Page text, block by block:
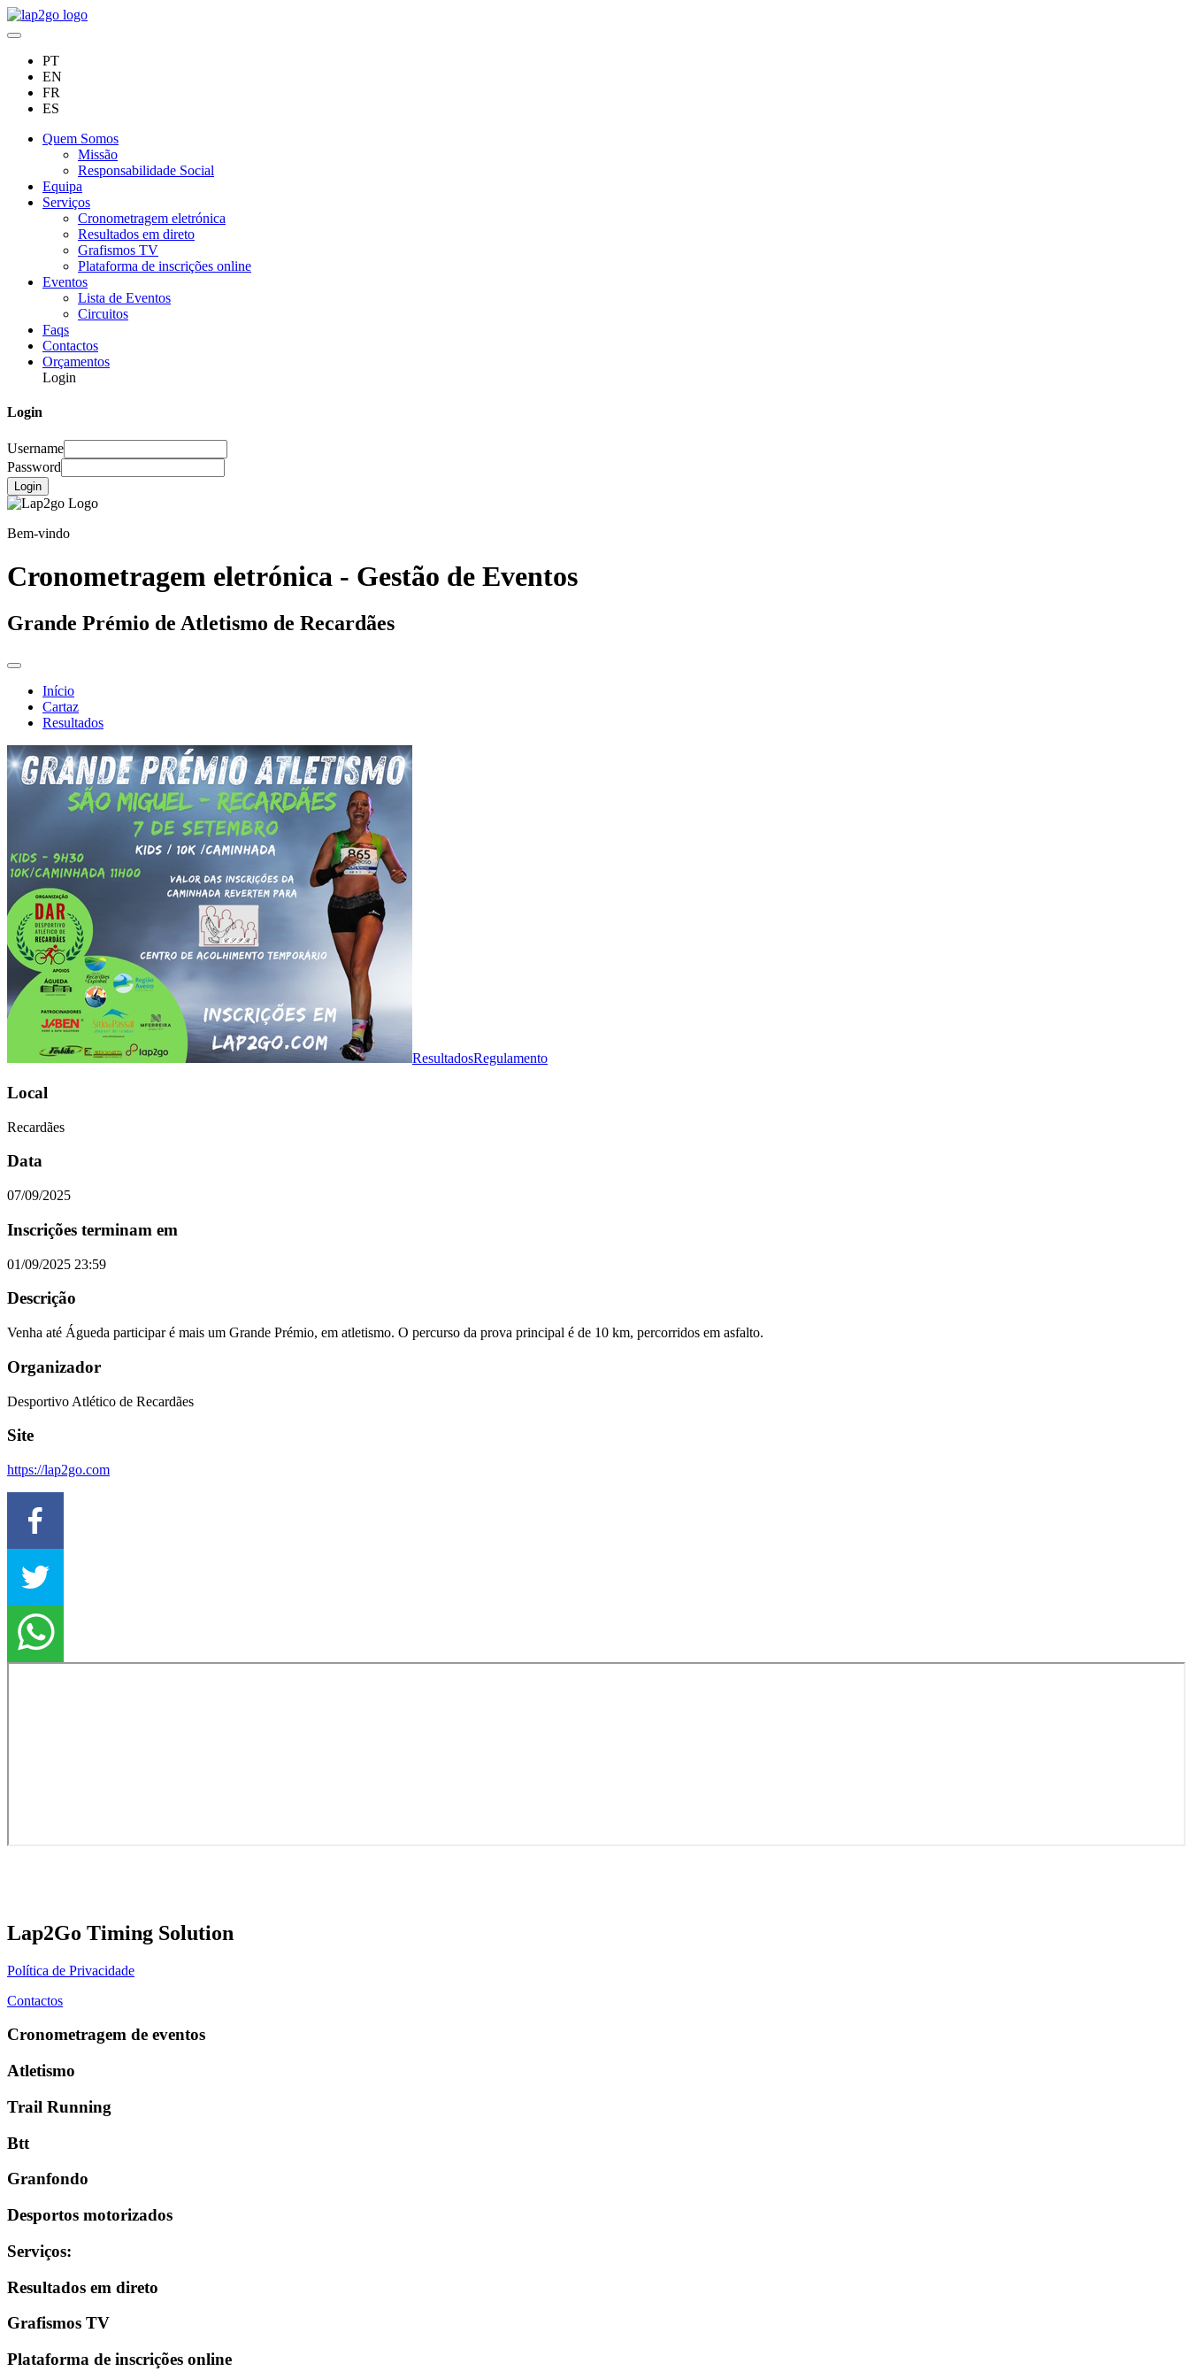
PT
EN
FR
ES
Quem Somos
Missão
Responsabilidade Social
Equipa
Serviços
Cronometragem eletrónica
Resultados em direto
Grafismos TV
Plataforma de inscrições online
Eventos
Lista de Eventos
Circuitos
Faqs
Contactos
Orçamentos
Login
Login
Username
Password
Login
Bem-vindo
Cronometragem eletrónica - Gestão de Eventos
Grande Prémio de Atletismo de Recardães
Início
Cartaz
Resultados
ResultadosRegulamento
Local
Recardães
Data
07/09/2025
Inscrições terminam em
01/09/2025 23:59
Descrição
Venha até Águeda participar é mais um Grande Prémio, em atletismo. O percurso da prova principal é de 10 km, percorridos em asfalto.
Organizador
Desportivo Atlético de Recardães
Site
https://lap2go.com
Lap2Go Timing Solution
Política de Privacidade
Contactos
Cronometragem de eventos
Atletismo
Trail Running
Btt
Granfondo
Desportos motorizados
Serviços:
Resultados em direto
Grafismos TV
Plataforma de inscrições online